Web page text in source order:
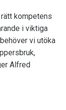
kompetens
i viktiga
vi utöka
Alfred